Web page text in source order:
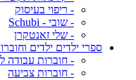
- ריפוי בעיסוק
- שובי - Schubi
- שלי זאנטקרן
ספרי ילדים ילדים
- חוברות עבודה
- חוברות צביעה